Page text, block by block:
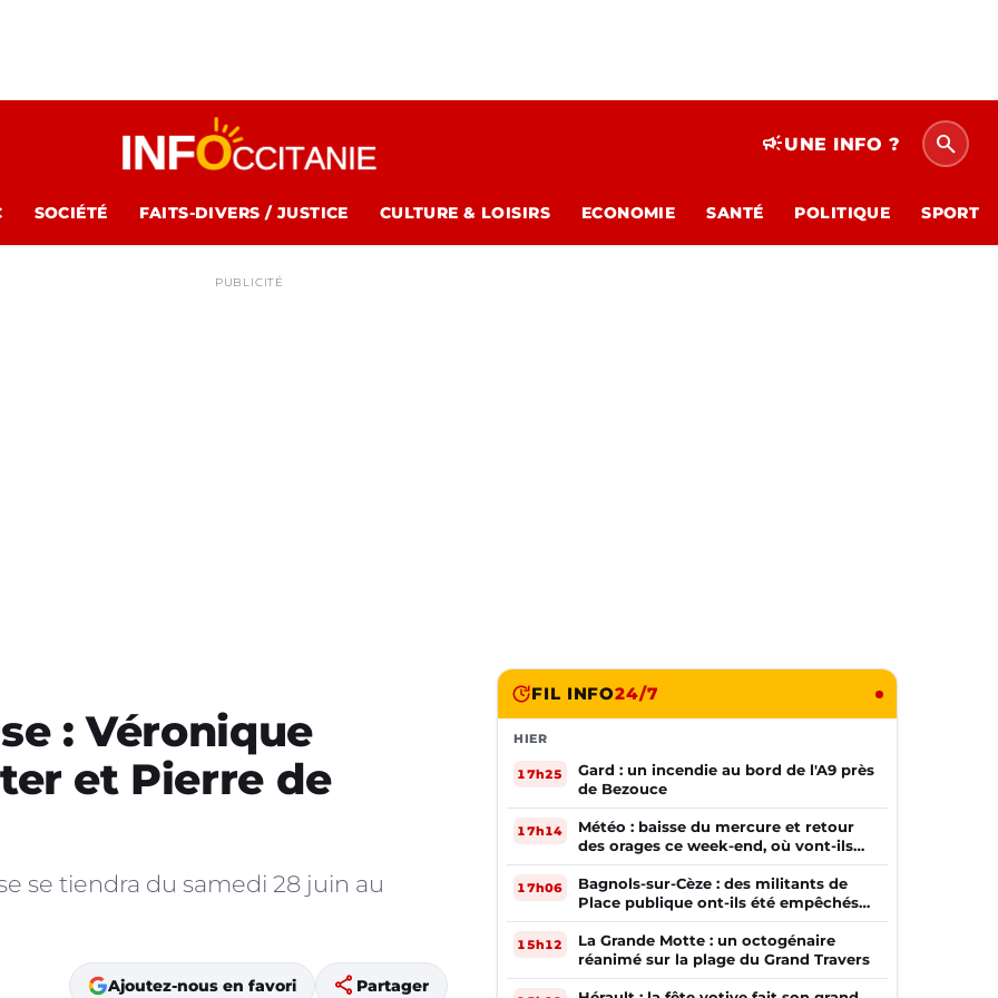
campaignUNE INFO ? search
SOCIÉTÉ FAITS-DIVERS / JUSTICE CULTURE & LOISIRS ECONOMIE SANTÉ POLITIQUE SPORT
PUBLICITÉ
: Véronique
et Pierre de
se tiendra du samedi 28 juin au
Ajoutez-nous en favori share Partager
FIL INFO24/7
HIER
17h25
Gard : un incendie au bord de l'A9 près
de Bezouce
17h14
Météo : baisse du mercure et retour
des orages ce week-end, où vont-ils
frapper ?
17h06
Bagnols-sur-Cèze : des militants de
Place publique ont-ils été empêchés
de tracter par la mairie ?
15h12
La Grande Motte : un octogénaire
réanimé sur la plage du Grand Travers